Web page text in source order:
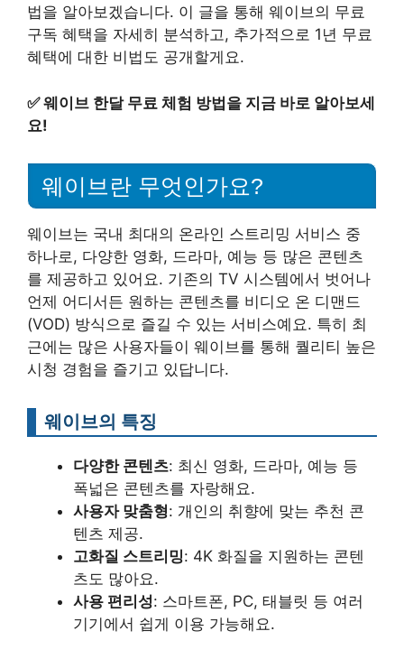
법을 알아보겠습니다. 이 글을 통해 웨이브의 무료
구독 혜택을 자세히 분석하고, 추가적으로 1년 무료
혜택에 대한 비법도 공개할게요.
✅웨이브 한달 무료 체험 방법을 지금 바로 알아보세
요!
웨이브란 무엇인가요?
웨이브는 국내 최대의 온라인 스트리밍 서비스 중
하나로, 다양한 영화, 드라마, 예능 등 많은 콘텐츠
를 제공하고 있어요. 기존의 TV 시스템에서 벗어나
언제 어디서든 원하는 콘텐츠를 비디오 온 디맨드
(VOD) 방식으로 즐길 수 있는 서비스예요. 특히 최
근에는 많은 사용자들이 웨이브를 통해 퀄리티 높은
시청 경험을 즐기고 있답니다.
웨이브의 특징
다양한 콘텐츠: 최신 영화, 드라마, 예능 등
폭넓은 콘텐츠를 자랑해요.
사용자 맞춤형: 개인의 취향에 맞는 추천 콘
텐츠 제공.
고화질 스트리밍: 4K 화질을 지원하는 콘텐
츠도 많아요.
사용 편리성: 스마트폰, PC, 태블릿 등 여러
기기에서 쉽게 이용 가능해요.